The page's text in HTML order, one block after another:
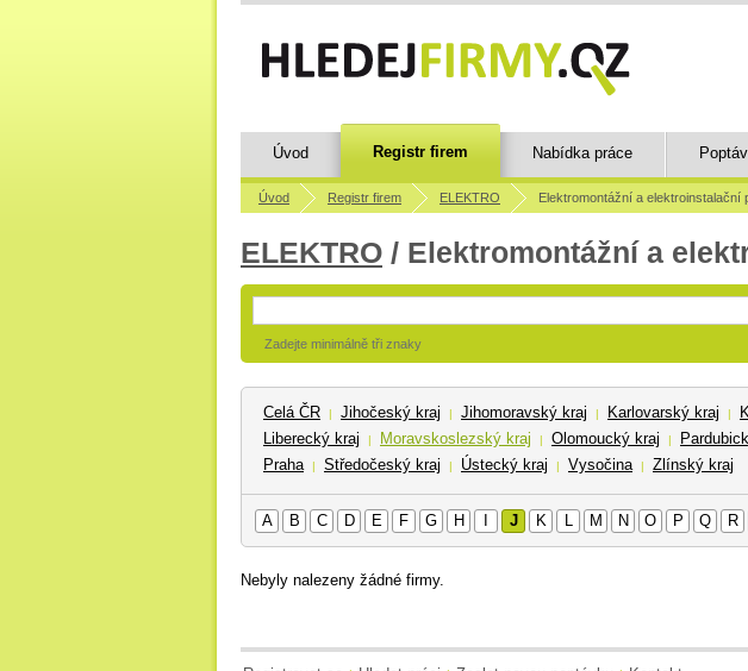
Úvod Registr firem Nabídka práce
Úvod Registr firem ELEKTRO Elektromontážní a elektroinstalační
ELEKTRO / Elektromontážní a
Zadejte minimálně tři znaky
Celá ČR | Jihočeský kraj | Jihomoravský kraj | Karlovarský kraj |
Liberecký kraj | Moravskoslezský kraj | Olomoucký kraj |
Praha | Středočeský kraj | Ústecký kraj | Vysočina | Zlínský kraj
A B C D E F G H J K L M N O P Q R
Nebyly nalezeny žádné firmy.